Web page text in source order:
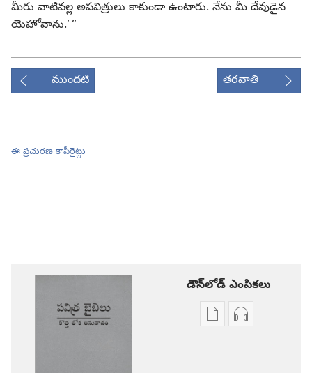
మీరు వాటివల్ల అపవిత్రులు కాకుండా ఉంటారు. నేను మీ దేవుడైన
యెహోవాను.’ ”
ముందటి తరవాతి
ఈ ప్రచురణ కాపీరైట్లు
డౌన్‌లోడ్‌ ఎంపికలు
ప్రచురణలఆడియో